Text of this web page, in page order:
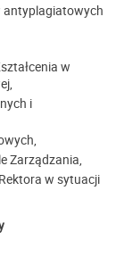
antyplagiatowych
w
i
Zarządzania,
w sytuacji